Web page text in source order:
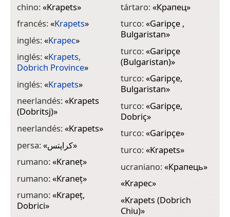
chino:«Krapets»
francés:«Krapets»
inglés:«Krapec»
inglés:«Krapets,
Dobrich Province»
inglés:«Krapets»
neerlandés:«Krapets
(Dobritsj)»
neerlandés:«Krapets»
persa:«کراپتس»
rumano:«Kraneţ»
rumano:«Kraneț»
rumano:«Krapeț,
Dobrici»
tártaro:«Крапец»
turco:«Garipçe ,
Bulgaristan»
turco:«Garipçe
(Bulgaristan)»
turco:«Garipçe,
Bulgaristan»
turco:«Garipçe,
Dobriç»
turco:«Garipçe»
turco:«Krapets»
ucraniano:«Крапець»
«Krapec»
«Krapets (Dobrich
Chiu)»